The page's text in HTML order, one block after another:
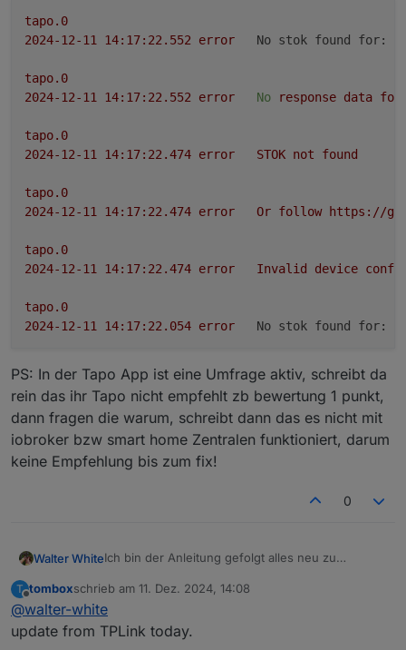
tapo.0
error No stok found for:
tapo.0
error No response data
tapo.0
error STOK not found
tapo.0
error Or follow https://
tapo.0
error Invalid device
tapo.0
error No stok found for:
2024-12-11 14:17:22.054 error No response data
tapo.0
2024-12-11 14:17:21.980 error STOK not found
follow https://
2024-12-11 14:17:21.980 error Invalid device
PS: In der Tapo App ist eine Umfrage aktiv, schreibt da
rein das ihr Tapo nicht empfehlt zb bewertung 1 punkt,
dann fragen die warum, schreibt dann das es nicht mit
iobroker bzw smart home Zentralen funktioniert, darum
keine Empfehlung bis zum fix!
0
Walter WhiteIch bin der Anleitung gefolgt alles neu zu
gelöscht, Adapter gelöscht, device tree gelöscht,
alles neu gemacht, trotzdem selbe Ergebnis:
tapo.0
2024-12-11 14:17:22.552	error	No stok
PS: In der Tapo App ist eine Umfrage aktiv,
schreibt da rein das ihr Tapo nicht empfehlt zb
T
Offline
tomboxschrieb am 11. Dez. 2024, 14:08
zuletzt editiert von
@walter-white
update from TPLink today.